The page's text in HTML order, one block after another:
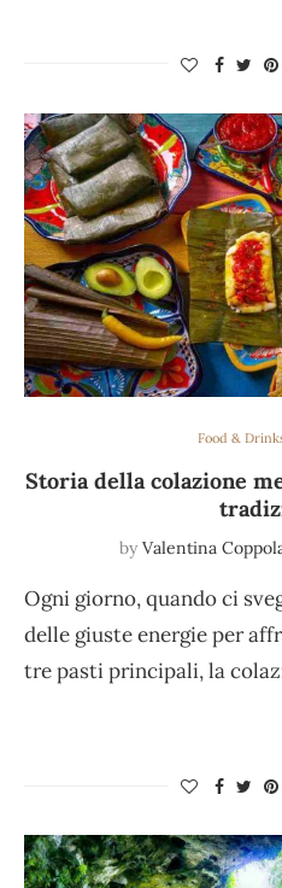
Food &
Storia della colazione
by Valentina
Ogni giorno, quando ci
delle giuste energie per
tre pasti principali, la